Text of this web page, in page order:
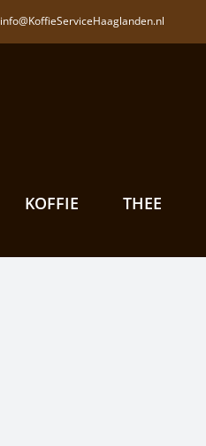
info@KoffieServiceHaaglanden.nl
KOFFIE THEE